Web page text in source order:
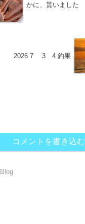
かに、貰いました
2026 7 3 4 釣果
コメントを書き込む
Blog